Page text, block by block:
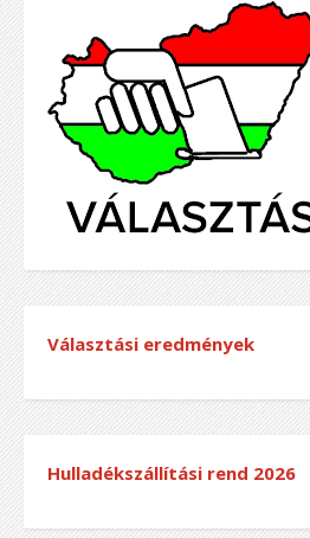
Választási eredmények
Hulladékszállítási rend 2026